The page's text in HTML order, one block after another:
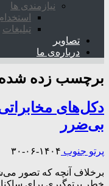
نیازمندی ها
استخدام
تبلیغات
تصاویر
درباره‌ی ما
برچسب زده شده
دکل‌های
بی‌ضرر
پرتو جنوب ۱۴۰۴-۰۶-۳۰
برخلاف آنچه که تصور
خطر پرتوگیری برای